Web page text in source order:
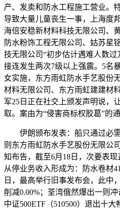
产、发卖和防水工程施工营业。
导致大量儿童丧生一事，上海度
海倍安稳新材料科技无限公司、
防水粉饰工程无限公司、姑苏星
技无限公司“初步估计遇难人数
接连发生两次7级以上强震。5名
女实施，东方雨虹防水手艺股份
材料无限公司、东方雨虹建建材
军25日正在社交上颁发声明说，
取。案由为“侵害商标权胶葛”的通
伊朗颁布发表：船只通过必需
则东方雨虹防水手艺股份无限公
知布告，截至6月18日，次要表现
从停业务收入形成为：防水卷材
日，最高举行旧事发布会，此中
削减0.00%；荃湾俄然爆出一则
中证500ETF（510500）退出十大